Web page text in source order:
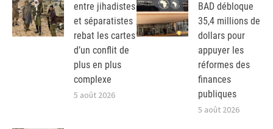
entre jihadistes
et séparatistes
rebat les cartes
d’un conflit de
plus en plus
complexe
5 août 2026
BAD débloque
35,4 millions de
dollars pour
appuyer les
réformes des
finances
publiques
5 août 2026